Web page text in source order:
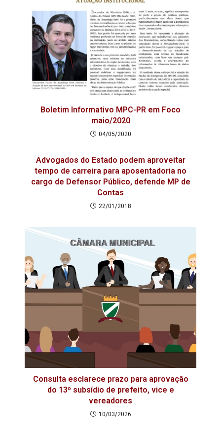
Boletim Informativo MPC-PR em Foco
maio/2020
04/05/2020
Advogados do Estado podem aproveitar
tempo de carreira para aposentadoria no
cargo de Defensor Público, defende MP de
Contas
22/01/2018
Consulta esclarece prazo para aprovação
do 13º subsídio de prefeito, vice e
vereadores
10/03/2026